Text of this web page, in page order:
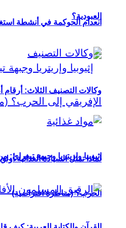
العبودية؟
إثيوبيا وإريتريا وجبهة
الحرب؟ (مناظرة افتراضية)
انعدام الحوكمة في أنشطة
وكالات التصنيف الثلاث: أرقام
لماذا تمثل السيادة الغذائية